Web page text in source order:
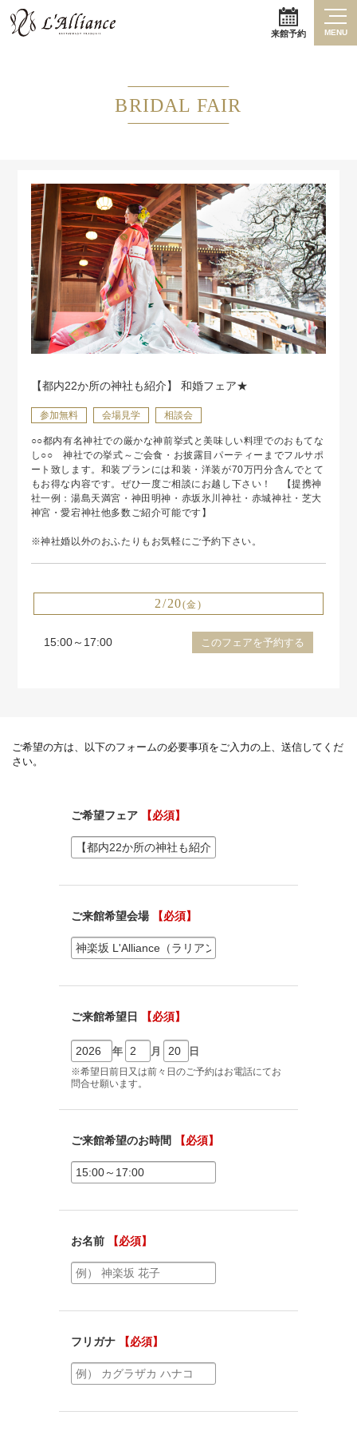
来館予約 MENU
BRIDAL FAIR
【都内22か所の神社も紹介】 和婚フェア★
参加無料 会場見学 相談会
○○都内有名神社での厳かな神前挙式と美味しい料理でのおもてな
し○○ 神社での挙式～ご会食・お披露目パーティーまでフルサポ
ート致します。和装プランには和装・洋装が70万円分含んでとて
もお得な内容です。ぜひ一度ご相談にお越し下さい！ 【提携神
社一例：湯島天満宮・神田明神・赤坂氷川神社・赤城神社・芝大
神宮・愛宕神社他多数ご紹介可能です】
※神社婚以外のおふたりもお気軽にご予約下さい。
2/20(金)
15:00～17:00 このフェアを予約する